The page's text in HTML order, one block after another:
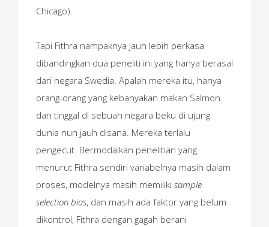
Chicago).
Tapi Fithra nampaknya jauh lebih perkasa
dibandingkan dua peneliti ini yang hanya berasal
dari negara Swedia. Apalah mereka itu, hanya
orang-orang yang kebanyakan makan Salmon
dan tinggal di sebuah negara beku di ujung
dunia nun jauh disana. Mereka terlalu
pengecut. Bermodalkan penelitian yang
menurut Fithra sendiri variabelnya masih dalam
proses, modelnya masih memiliki sample
selection bias, dan masih ada faktor yang belum
dikontrol, Fithra dengan gagah berani